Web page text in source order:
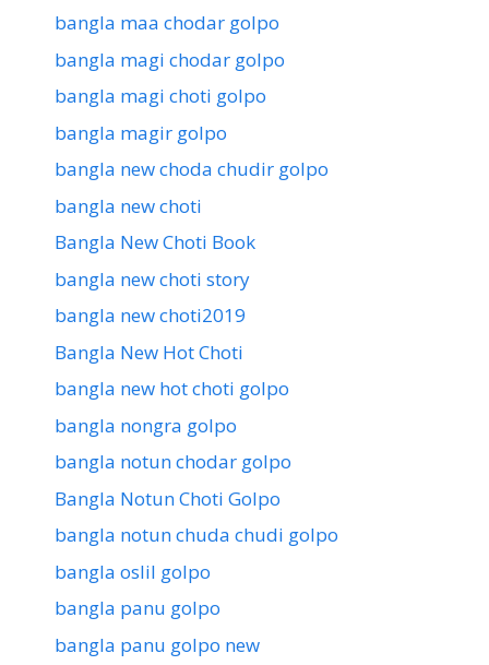
bangla maa chodar golpo
bangla magi chodar golpo
bangla magi choti golpo
bangla magir golpo
bangla new choda chudir golpo
bangla new choti
Bangla New Choti Book
bangla new choti story
bangla new choti2019
Bangla New Hot Choti
bangla new hot choti golpo
bangla nongra golpo
bangla notun chodar golpo
Bangla Notun Choti Golpo
bangla notun chuda chudi golpo
bangla oslil golpo
bangla panu golpo
bangla panu golpo new